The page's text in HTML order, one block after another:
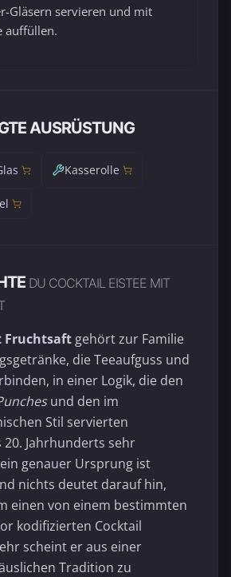
Gläsern servieren und mit
auffüllen.
AUSRÜSTUNG
Kasserolle
DU COCKTAIL EISTEE MIT
Fruchtsaft gehört zur Familie
die Teeaufguss und
in einer Logik, die den
und den im
Stil servierten
20. Jahrhunderts sehr
genauer Ursprung ist
nichts deutet darauf hin,
einen von einem bestimmten
kodifizierten Cocktail
scheint er aus einer
Tradition zu